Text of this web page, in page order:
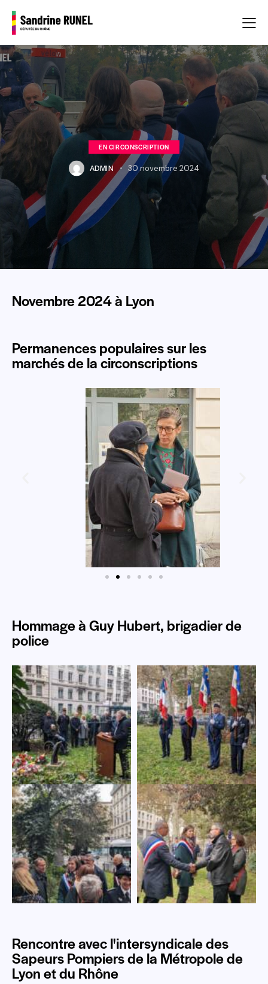
EN CIRCONSCRIPTION
ADMIN 30 novembre 2024
Novembre 2024 à Lyon
Permanences populaires sur les
marchés de la circonscriptions
Hommage à Guy Hubert, brigadier de
police
Rencontre avec l'intersyndicale des
Sapeurs Pompiers de la Métropole de
Lyon et du Rhône